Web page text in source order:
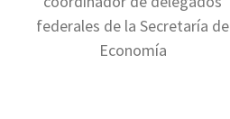
federales de la Secretaría de
Economía